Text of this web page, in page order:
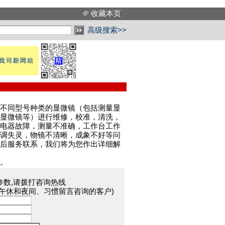
收藏本页
高级搜索>>
同型号种类的显微镜（包括测量显
微镜等）进行维修，校准，清洗，
器故障，测量不准确，工作台工作
失灵，物镜不清晰，成象不好等问
服务联系，我们将为您作出详细解
数,请拨打咨询热线
休和夜间、习惯留言咨询的客户)